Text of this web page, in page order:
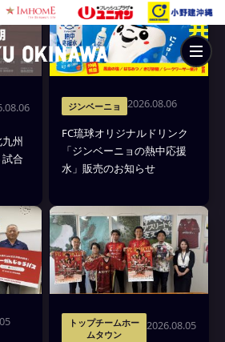
島サッカー祭り2026」
州
合
ジンベーニョ 2026.08.06
FC琉球オリジナルドリンク
「ジンベーニョの熱中応援
水」販売のお知らせ
トップチームホー
ムタウン
2026.08.05